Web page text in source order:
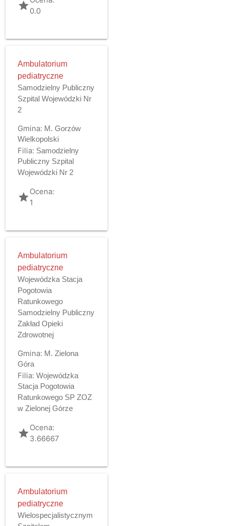
grade0.0
Ambulatorium
pediatryczne
Samodzielny Publiczny
Szpital Wojewódzki Nr
2
Gmina: M. Gorzów
Wielkopolski
Filia: Samodzielny
Publiczny Szpital
Wojewódzki Nr 2
gradeOcena:
1
Ambulatorium
pediatryczne
Wojewódzka Stacja
Pogotowia
Ratunkowego
Samodzielny Publiczny
Zakład Opieki
Zdrowotnej
Gmina: M. Zielona
Góra
Filia: Wojewódzka
Stacja Pogotowia
Ratunkowego SP ZOZ
w Zielonej Górze
gradeOcena:
3.66667
Ambulatorium
pediatryczne
Wielospecjalistycznym